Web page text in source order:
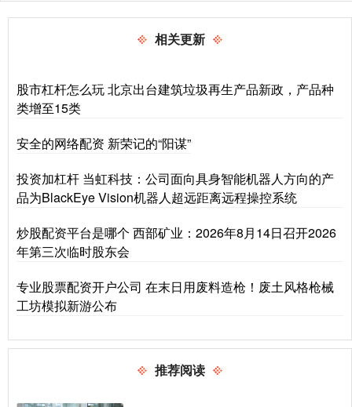
相关更新
股市杠杆怎么玩 北京出台建筑垃圾再生产品新政，产品种
类增至15类
安全的网络配资 新荣记的“阳谋”
投资加杠杆 当虹科技：公司面向具身智能机器人方向的产
品为BlackEye Vision机器人超远距离远程操控系统
炒股配资平台是哪个 西部矿业：2026年8月14日召开2026
年第三次临时股东会
专业股票配资开户公司 在末日用废料造枪！废土风格枪械
工坊模拟新游公布
推荐阅读